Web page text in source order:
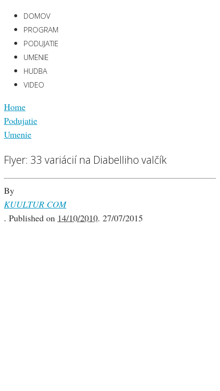
DOMOV
PROGRAM
PODUJATIE
UMENIE
HUDBA
VIDEO
Home
Podujatie
Umenie
Flyer: 33 variácií na Diabelliho valčík
By
KUULTUR COM
. Published on 14/10/2010. 27/07/2015